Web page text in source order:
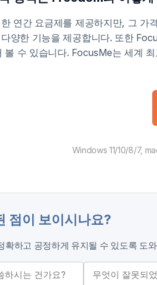
연간 요금제를 제공하지만, 그 가
양한 기능을 제공합니다. 또한
볼 수 있습니다. FocusMe는 세계
Windows 11/10/8/7,
점이 보이시나요?
확하고 공정하게 유지될 수 있도록 도